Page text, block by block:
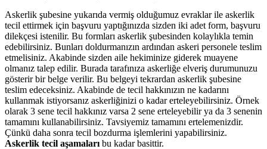
Askerlik şubesine yukarıda vermiş olduğumuz evraklar ile askerlik
tecil ettirmek için başvuru yaptığınızda sizden iki adet form, başvuru
dilekçesi istenilir. Bu formları askerlik şubesinden kolaylıkla temin
edebilirsiniz. Bunları doldurmanızın ardından askeri personele teslim
etmelisiniz. Akabinde sizden aile hekiminize giderek muayene
olmanız talep edilir. Burada tarafınıza askerliğe elveriş durumunuzu
gösterir bir belge verilir. Bu belgeyi tekrardan askerlik şubesine
teslim edeceksiniz. Akabinde de tecil hakkınızın ne kadarını
kullanmak istiyorsanız askerliğinizi o kadar erteleyebilirsiniz. Örnek
olarak 3 sene tecil hakkınız varsa 2 sene erteleyebilir ya da 3 senenin
tamamını kullanabilirsiniz. Tavsiyemiz tamamını ertelemenizdir.
Çünkü daha sonra tecil bozdurma işlemlerini yapabilirsiniz.
Askerlik tecil aşamaları bu kadar basittir.